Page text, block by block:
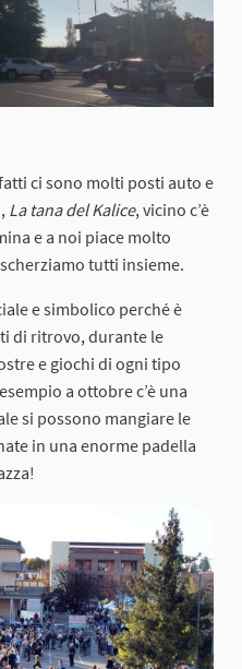
ci sono molti posti auto e
La tana del Kalice, vicino c’è
e a noi piace molto
tutti insieme.
e simbolico perché è
di ritrovo, durante le
e giochi di ogni tipo
a ottobre c’è una
si possono mangiare le
in una enorme padella